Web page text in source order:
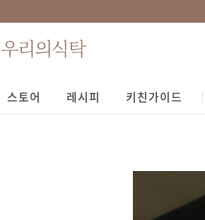
스토어 레시피 키친가이드